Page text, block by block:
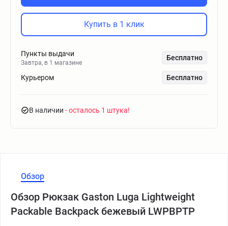
Купить в 1 клик
Пункты выдачи
Завтра, в 1 магазине
Бесплатно
Курьером Бесплатно
В наличии - осталось 1 штука
Обзор
Обзор Рюкзак Gaston Luga Lightweight
Packable Backpack бежевый LWPBPTP